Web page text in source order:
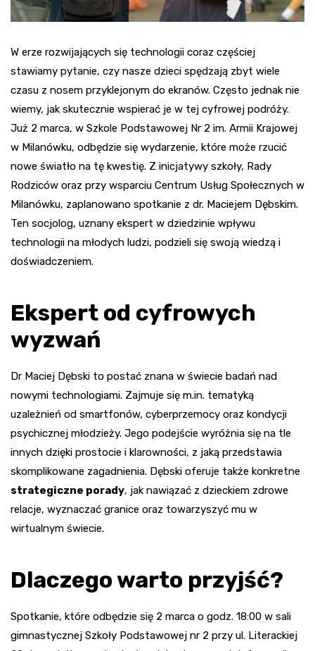
W erze rozwijających się technologii coraz częściej
stawiamy pytanie, czy nasze dzieci spędzają zbyt wiele
czasu z nosem przyklejonym do ekranów. Często jednak nie
wiemy, jak skutecznie wspierać je w tej cyfrowej podróży.
Już 2 marca, w Szkole Podstawowej Nr 2 im. Armii Krajowej
w Milanówku, odbędzie się wydarzenie, które może rzucić
nowe światło na tę kwestię. Z inicjatywy szkoły, Rady
Rodziców oraz przy wsparciu Centrum Usług Społecznych w
Milanówku, zaplanowano spotkanie z dr. Maciejem Dębskim.
Ten socjolog, uznany ekspert w dziedzinie wpływu
technologii na młodych ludzi, podzieli się swoją wiedzą i
doświadczeniem.
Ekspert od cyfrowych
wyzwań
Dr Maciej Dębski to postać znana w świecie badań nad
nowymi technologiami. Zajmuje się m.in. tematyką
uzależnień od smartfonów, cyberprzemocy oraz kondycji
psychicznej młodzieży. Jego podejście wyróżnia się na tle
innych dzięki prostocie i klarowności, z jaką przedstawia
skomplikowane zagadnienia. Dębski oferuje także konkretne
strategiczne porady, jak nawiązać z dzieckiem zdrowe
relacje, wyznaczać granice oraz towarzyszyć mu w
wirtualnym świecie.
Dlaczego warto przyjść?
Spotkanie, które odbędzie się 2 marca o godz. 18:00 w sali
gimnastycznej Szkoły Podstawowej nr 2 przy ul. Literackiej